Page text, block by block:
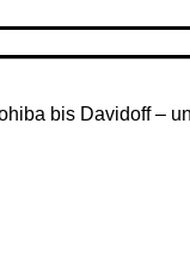
bis Davidoff –